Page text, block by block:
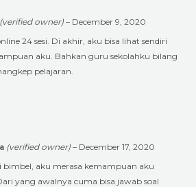
(verified owner) – December 9, 2020
24 sesi. Di akhir, aku bisa lihat sendiri
aku. Bahkan guru sekolahku bilang
pelajaran.
(verified owner) – December 17, 2020
bimbel, aku merasa kemampuan aku
yang awalnya cuma bisa jawab soal